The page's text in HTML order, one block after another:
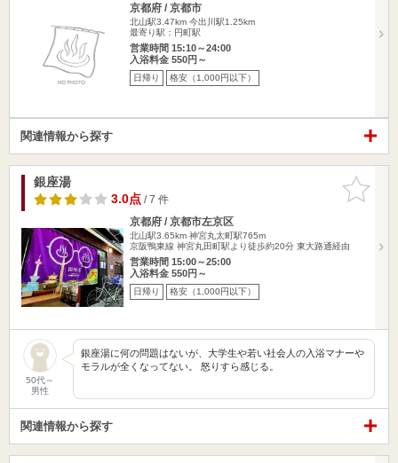
京都府 / 京都市
北山駅3.47km 今出川駅1.25km
最寄り駅：円町駅
営業時間 15:10～24:00
入浴料金 550円～
日帰り 格安（1,000円以下）
関連情報から探す
お気に入
りに追加
銀座湯
3.0点/ 7 件
京都府 / 京都市左京区
北山駅3.65km 神宮丸太町駅765m
京阪鴨東線 神宮丸田町駅より徒歩約20分 東大路通経由
営業時間 15:00～25:00
入浴料金 550円～
日帰り 格安（1,000円以下）
50代～
男性
銀座湯に何の問題はないが、大学生や若い社会人の入浴マナーや
モラルが全くなってない。 怒りすら感じる。
関連情報から探す